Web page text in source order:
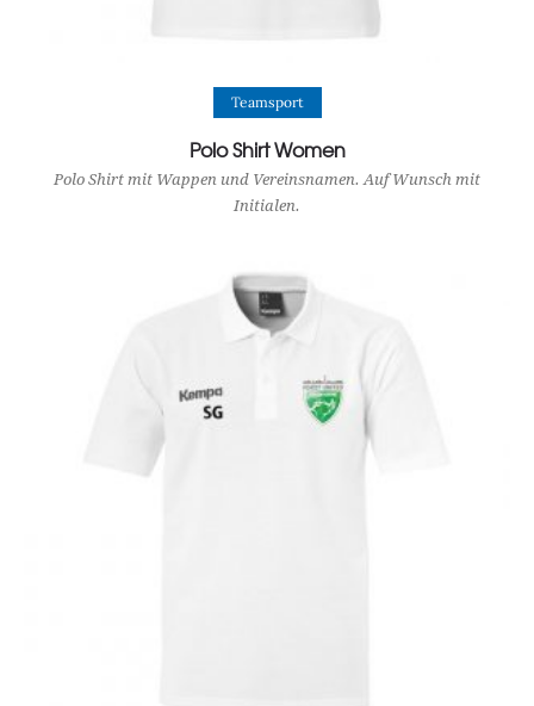
View Product
Teamsport
Polo Shirt Women
Polo Shirt mit Wappen und Vereinsnamen. Auf Wunsch mit
Initialen.